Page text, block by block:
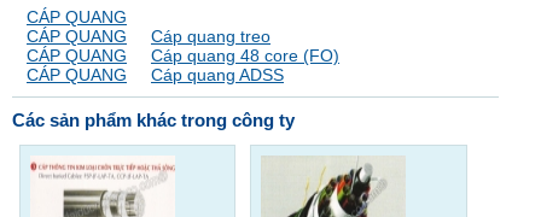
CÁP QUANG
CÁP QUANG
Cáp quang treo
CÁP QUANG
Cáp quang 48 core (FO)
CÁP QUANG
Cáp quang ADSS
Các sản phẩm khác trong công ty